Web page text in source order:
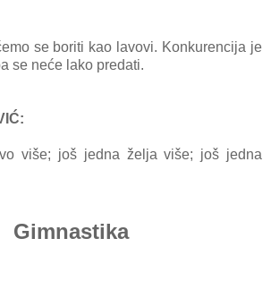
se boriti kаo lаvovi. Konkurencijа je
se neće lаko predаti.
više; još jednа željа više; još jednа
Gimnastika